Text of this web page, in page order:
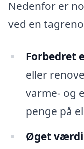
Nedenfor er
ved en
Forbedret
eller
varme- og
penge på
Øget